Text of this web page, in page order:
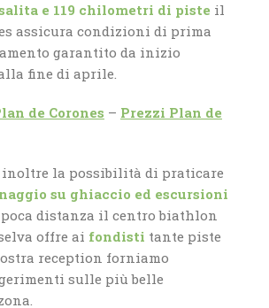
e 119 chilometri di piste il
assicura condizioni di prima
garantito da inizio
fine di aprile.
de Corones – Prezzi Plan de
inoltre la possibilità di praticare
su ghiaccio ed escursioni
distanza il centro biathlon
offre ai fondisti tante piste
reception forniamo
sulle più belle